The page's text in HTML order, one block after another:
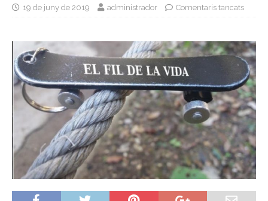
19 de juny de 2019 administrador Comentaris tancats